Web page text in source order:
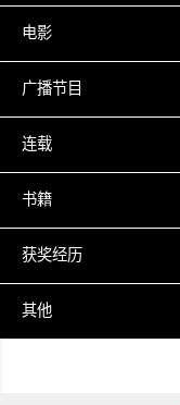
电影
广播节目
连载
书籍
获奖经历
其他